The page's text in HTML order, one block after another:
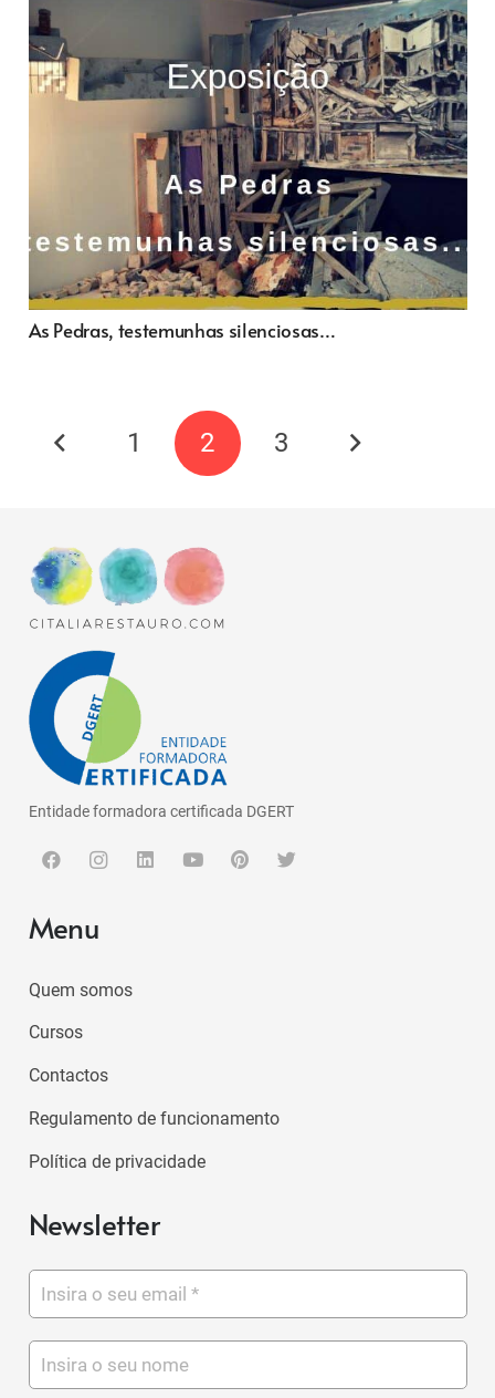
As Pedras, testemunhas silenciosas…
1 2 3
Entidade formadora certificada DGERT
Menu
Quem somos
Cursos
Contactos
Regulamento de funcionamento
Política de privacidade
Newsletter